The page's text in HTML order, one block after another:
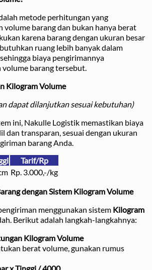
metode perhitungan yang
volume barang dan bukan hanya berat
karena barang dengan ukuran besar
ruang lebih banyak dalam
biaya pengirimannya
volume barang tersebut.
Kilogram Volume
dapat dilanjutkan sesuai kebutuhan)
ini, Nakulle Logistik memastikan biaya
dan transparan, sesuai dengan ukuran
barang Anda.
Tarif/Rp
Rp. 3.000,-/kg
dengan Sistem Kilogram Volume
menggunakan sistem Kilogram
Berikut adalah langkah-langkahnya:
Kilogram Volume
berat volume, gunakan rumus